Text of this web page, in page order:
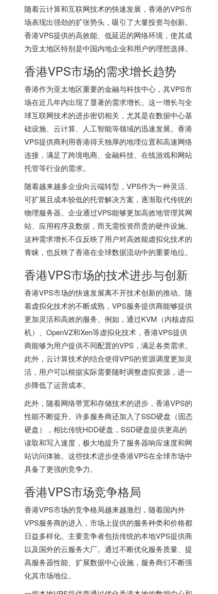
随着云计算和互联网技术的快速发展，香港的VPS市
场表现出强劲的扩张势头，吸引了大量投资与创新。
香港VPS提供的高效能、低延迟的网络环境，使其成
为亚太地区特别是中国内地企业和用户的理想选择。
香港VPS市场的需求增长趋势
香港作为亚太地区重要的金融与科技中心，其VPS市
场在近几年内出现了显著的需求增长。这一增长与全
球互联网技术的进步密切相关，尤其是在数据中心基
础设施、云计算、人工智能等领域的迅速发展。 香港
VPS提供商利用香港得天独厚的地理位置和高速网络
连接，满足了跨境电商、金融科技、在线游戏和网站
托管等行业的需求。
随着越来越多企业向云端转型，VPS作为一种灵活、
可扩展且成本较低的托管解决方案，逐渐取代传统的
物理服务器。企业通过VPS能够更加高效地管理其网
站、应用程序及数据，而无需投资昂贵的硬件设施。
这种需求增长不仅反映了用户对高效能虚拟化技术的
青睐，也反映了香港在全球数据流动中的重要地位。
香港VPS市场的技术进步与创新
香港VPS市场的快速发展离不开技术创新的推动。随
着虚拟化技术的不断成熟，VPS服务提供商能够提供
更加灵活和高效的服务。例如，通过KVM（内核虚拟
机）、OpenVZ和Xen等虚拟化技术，香港VPS提供
商能够为用户提供不同配置的VPS，满足各类需求。
此外，云计算技术的结合使得VPS的资源调度更加灵
活，用户可以根据实际需要随时调整虚拟资源，进一
步降低了运营成本。
此外，随着网络带宽和存储技术的进步， 香港VPS的
性能不断提升。许多服务商还加入了SSD硬盘（固态
硬盘），相比传统HDD硬盘，SSD硬盘提供更高的
读取和写入速度，极大地提升了服务器响应速度和网
站访问体验。这些技术进步使香港VPS在全球市场中
具备了更强的竞争力。
香港VPS市场竞争格局
香港VPS市场的竞争格局越来越激烈，随着国内外
VPS服务商的进入，市场上提供的服务种类和价格都
日益多样化。主要竞争者包括传统的本地VPS提供商
以及国外的云服务大厂。通过不断优化服务质量、提
高服务器性能、扩展数据中心设施，服务商们不断强
化其市场地位。